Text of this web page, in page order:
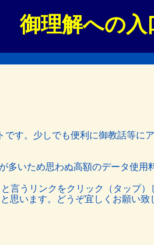
御理解への入
す。少しでも便利に御教話等に
いため思わぬ高額のデータ使用
言うリンクをクリック（タップ
思います。どうぞ宜しくお願い致